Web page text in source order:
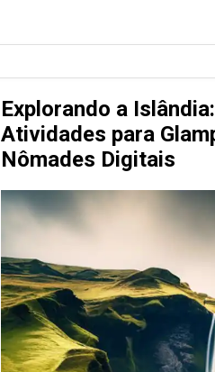
Explorando a
Atividades para
Nômades Digitais